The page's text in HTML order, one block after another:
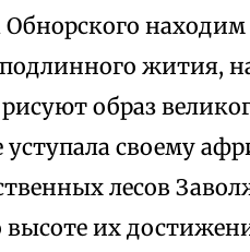
жития,
образ
своему
лесов
их